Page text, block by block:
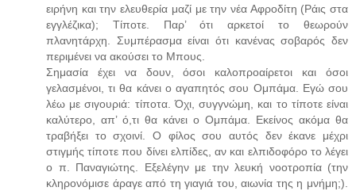
ειρήνη και την ελευθερία μαζί με την νέα Αφροδίτη (Ράις στα
εγγλέζικα); Τίποτε. Παρ’ ότι αρκετοί το θεωρούν
πλανητάρχη. Συμπέρασμα είναι ότι κανένας σοβαρός δεν
περιμένει να ακούσει το Μπους.
Σημασία έχει να δουν, όσοι καλοπροαίρετοι και όσοι
γελασμένοι, τι θα κάνει ο αγαπητός σου Ομπάμα. Εγώ σου
λέω με σιγουριά: τίποτα. Όχι, συγγνώμη, και το τίποτε είναι
καλύτερο, απ’ ό,τι θα κάνει ο Ομπάμα. Εκείνος ακόμα θα
τραβήξει το σχοινί. Ο φίλος σου αυτός δεν έκανε μέχρι
στιγμής τίποτε που δίνει ελπίδες, αν και ελπιδοφόρο το λέγει
ο π. Παναγιώτης. Εξελέγην με την λευκή νοοτροπία (την
κληρονόμισε άραγε από τη γιαγιά του, αιωνία της η μνήμη;).